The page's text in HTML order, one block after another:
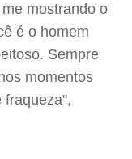
mostrando o
é o homem
Sempre
momentos
fraqueza",